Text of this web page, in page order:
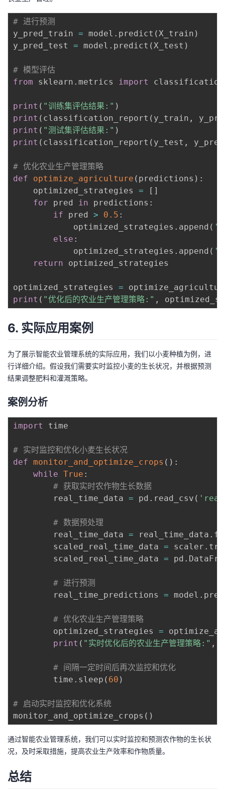
# 进行预测
y_pred_train = model . predict (X_train )
y_pred_test = model . predict (X_test )
# 模型评估
from sklearn . metrics import
print ( "训练集评估结果:" )
print ( classification_report ( y_train ,
print ( "测试集评估结果:" )
print ( classification_report ( y_test ,
# 优化农业生产管理策略
def
optimize_agriculture ( predictions ) :
    optimized_strategies
= [ ]
for pred in predictions :
if pred > 0.5 :
            optimized_strategies
. append ( '
else :
            optimized_strategies
. append ( '
return optimized_strategies
optimized_strategies =
print ( "优化后的农业生产管理策略:" ,
6. 实际应用案例
为了展示智能农业管理系统的实际应用，我们以小麦种植为例，进
行详细介绍。假设我们需要实时监控小麦的生长状况，并根据预测
结果调整肥料和灌溉策略。
案例分析
import time
# 实时监控和优化小麦生长状况
def monitor_and_optimize_crops ( ) :
while True :
# 获取实时农作物生长数据
        real_time_data
= pd . read_csv (
# 数据预处理
        real_time_data
= real_time_data .
        scaled_real_time_data
= scaler .
        scaled_real_time_data
= pd .
# 进行预测
        real_time_predictions
= model .
# 优化农业生产管理策略
        optimized_strategies
=
print ( "实时优化后的农业生产管理策略:" ,
# 间隔一定时间后再次监控和优化
        time
. sleep ( 60 )
# 启动实时监控和优化系统
monitor_and_optimize_crops ( )
通过智能农业管理系统，我们可以实时监控和预测农作物的生长状
况，及时采取措施，提高农业生产效率和作物质量。
总结